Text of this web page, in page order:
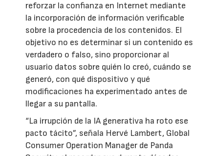
reforzar la confianza en Internet mediante
la incorporación de información verificable
sobre la procedencia de los contenidos. El
objetivo no es determinar si un contenido es
verdadero o falso, sino proporcionar al
usuario datos sobre quién lo creó, cuándo se
generó, con qué dispositivo y qué
modificaciones ha experimentado antes de
llegar a su pantalla.
“La irrupción de la IA generativa ha roto ese
pacto tácito”, señala Hervé Lambert, Global
Consumer Operation Manager de Panda